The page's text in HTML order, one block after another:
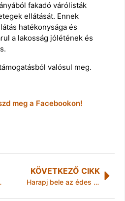
fakadó várólisták
ellátását. Ennek
hatékonysága és
a lakosság jólétének és
valósul meg.
meg a Facebookon!
KÖVETKEZŐ CIKK
Harapj bele az édes életbe Epres Panni tippjeivel!